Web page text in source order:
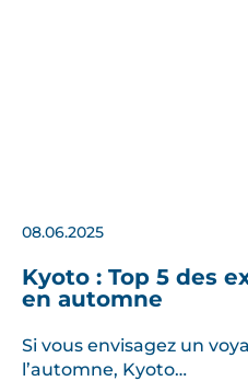
08.06.2025
Kyoto : Top 5 des
en automne
Si vous envisagez un
l’automne, Kyoto…